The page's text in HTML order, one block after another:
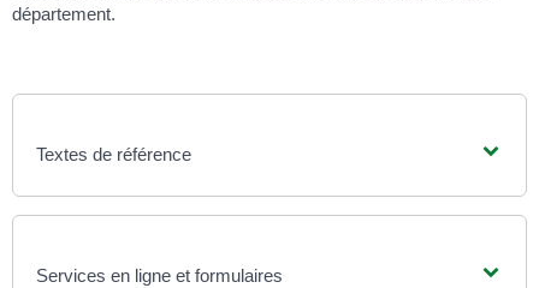
département.
Textes de référence
Services en ligne et formulaires